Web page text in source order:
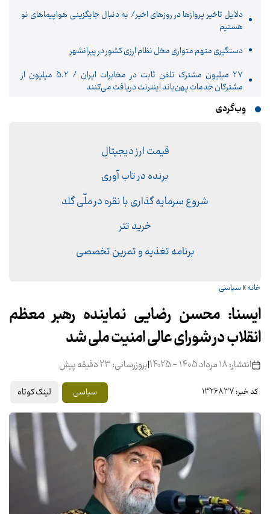
دلایل تاخیر پروازها در روزهای اخیر/ به دنبال جایگزینی هواپیماهای نو
هستیم
دستگیری متهم متواری مخل نظام ارزی کشور در پیرانشهر
27 میلیون مشترک تلفن ثابت در مخابرات ایران / 5.2 میلیون از
مشترکان خدمات پهن‌باند اینترنت دریافت می‌کنند
وب‌گردی
قیمت ارز دیجیتال
برنده در تاب آوری
شروع سرمایه گذاری با نقره در ملّی گلد
خرید تتر
برنامه تغذیه و تمرین تخصصی